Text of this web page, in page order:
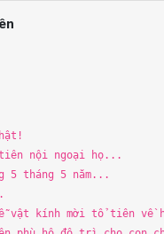
nộingoạihọ...
5 tháng 5năm...
vật kính mờitổ tiên về